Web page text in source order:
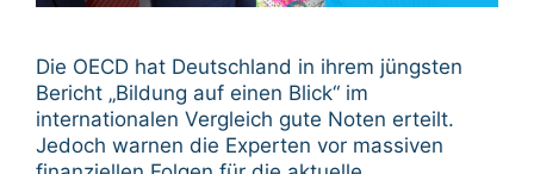
Die OECD hat Deutschland in ihrem jüngsten
Bericht „Bildung auf einen Blick“ im
internationalen Vergleich gute Noten erteilt.
Jedoch warnen die Experten vor massiven